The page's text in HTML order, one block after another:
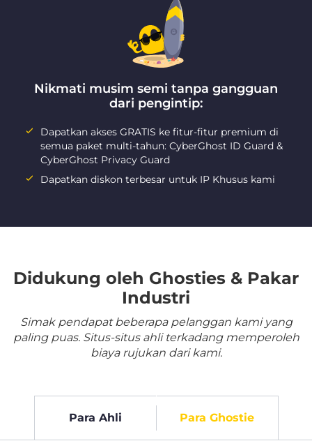
Nikmati musim semi tanpa gangguan
dari pengintip:
Dapatkan akses GRATIS ke fitur-fitur premium di
semua paket multi-tahun: CyberGhost ID Guard &
CyberGhost Privacy Guard
Dapatkan diskon terbesar untuk IP Khusus kami
Didukung oleh Ghosties & Pakar
Industri
Simak pendapat beberapa pelanggan kami yang
paling puas. Situs-situs ahli terkadang memperoleh
biaya rujukan dari kami.
Para Ahli Para Ghostie